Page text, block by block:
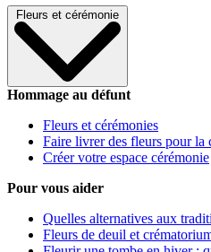
Fleurs et cérémonie
Hommage au défunt
Fleurs et cérémonies
Faire livrer des fleurs pour la
Créer votre espace cérémonie
Pour vous aider
Quelles alternatives aux
Fleurs de deuil et